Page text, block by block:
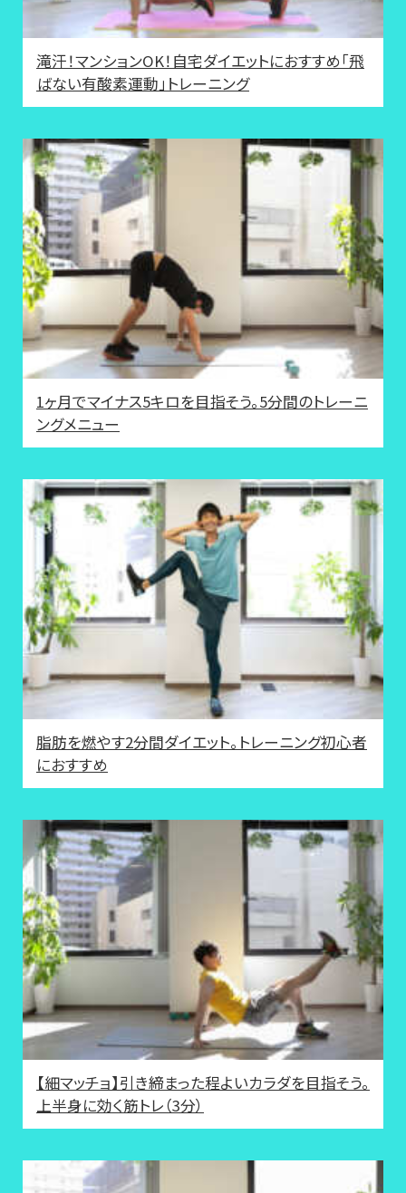
滝汗！マンションOK！自宅ダイエットにおすすめ「飛
ばない有酸素運動」トレーニング
1ヶ月でマイナス5キロを目指そう。5分間のトレーニ
ングメニュー
脂肪を燃やす2分間ダイエット。トレーニング初心者
におすすめ
【細マッチョ】引き締まった程よいカラダを目指そう。
上半身に効く筋トレ（3分）